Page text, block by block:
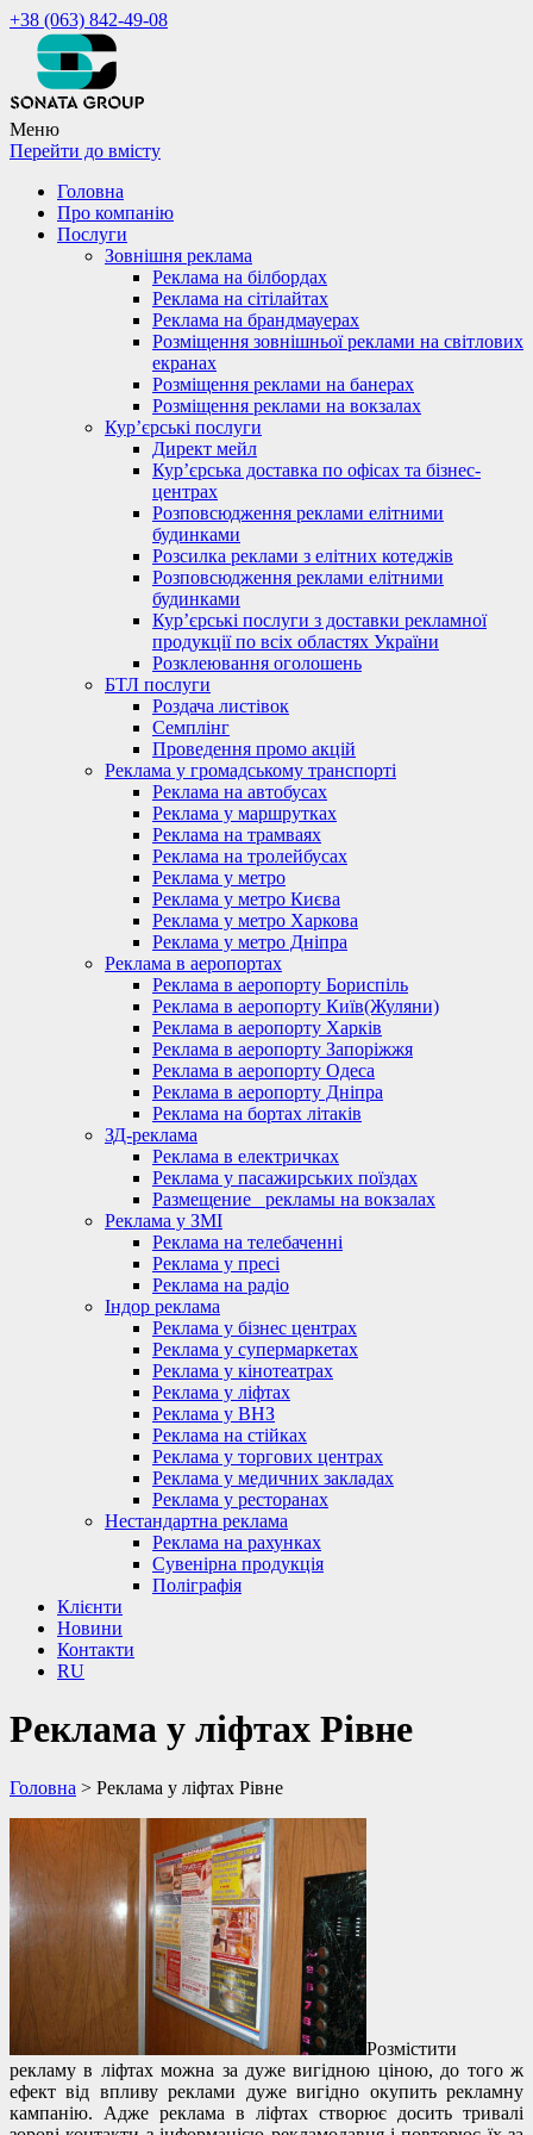
+38 (063) 842-49-08
Меню
Перейти до вмісту
Головна
Про компанію
Послуги
Зовнішня реклама
Реклама на білбордах
Реклама на сітілайтах
Реклама на брандмауерах
Розміщення зовнішньої реклами на світлових
екранах
Розміщення реклами на банерах
Розміщення реклами на вокзалах
Кур’єрські послуги
Директ мейл
Кур’єрська доставка по офісах та бізнес-
центрах
Розповсюдження реклами елітними
будинками
Розсилка реклами з елітних котеджів
Розповсюдження реклами елітними
будинками
Кур’єрські послуги з доставки рекламної
продукції по всіх областях України
Розклеювання оголошень
БТЛ послуги
Роздача листівок
Семплінг
Проведення промо акцій
Реклама у громадському транспорті
Реклама на автобусах
Реклама у маршрутках
Реклама на трамваях
Реклама на тролейбусах
Реклама у метро
Реклама у метро Києва
Реклама у метро Харкова
Реклама у метро Дніпра
Реклама в аеропортах
Реклама в аеропорту Бориспіль
Реклама в аеропорту Київ(Жуляни)
Реклама в аеропорту Харків
Реклама в аеропорту Запоріжжя
Реклама в аеропорту Одеса
Реклама в аеропорту Дніпра
Реклама на бортах літаків
ЗД-реклама
Реклама в електричках
Реклама у пасажирських поїздах
Размещение_ рекламы на вокзалах
Реклама у ЗМІ
Реклама на телебаченні
Реклама у пресі
Реклама на радіо
Індор реклама
Реклама у бізнес центрах
Реклама у супермаркетах
Реклама у кінотеатрах
Реклама у ліфтах
Реклама у ВНЗ
Реклама на стійках
Реклама у торгових центрах
Реклама у медичних закладах
Реклама у ресторанах
Нестандартна реклама
Реклама на рахунках
Сувенірна продукція
Поліграфія
Клієнти
Новини
Контакти
RU
Реклама у ліфтах Рівне
Головна > Реклама у ліфтах Рівне
Розмістити
рекламу в ліфтах можна за дуже вигідною ціною, до того ж
ефект від впливу реклами дуже вигідно окупить рекламну
кампанію. Адже реклама в ліфтах створює досить тривалі